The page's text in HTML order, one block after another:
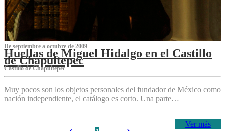
De septiembre a octubre de 2009
Huellas de Miguel Hidalgo en el Castillo
de Chapultepec
Castillo de Chapultepec
Muy pocos son los objetos personales del fundador de México como
nación independiente, el catálogo es corto. Una parte…
Ver más